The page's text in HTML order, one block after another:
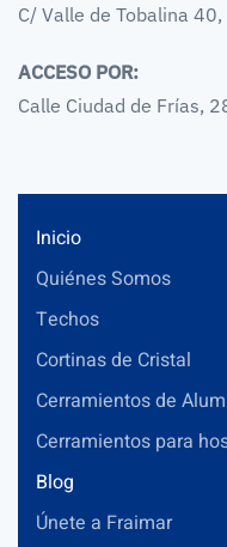
C/ Valle de Tobalina
ACCESO POR:
Calle Ciudad de Frías,
Inicio
Quiénes Somos
Techos
Cortinas de Cristal
Cerramientos de
Cerramientos para
Blog
Únete a Fraimar